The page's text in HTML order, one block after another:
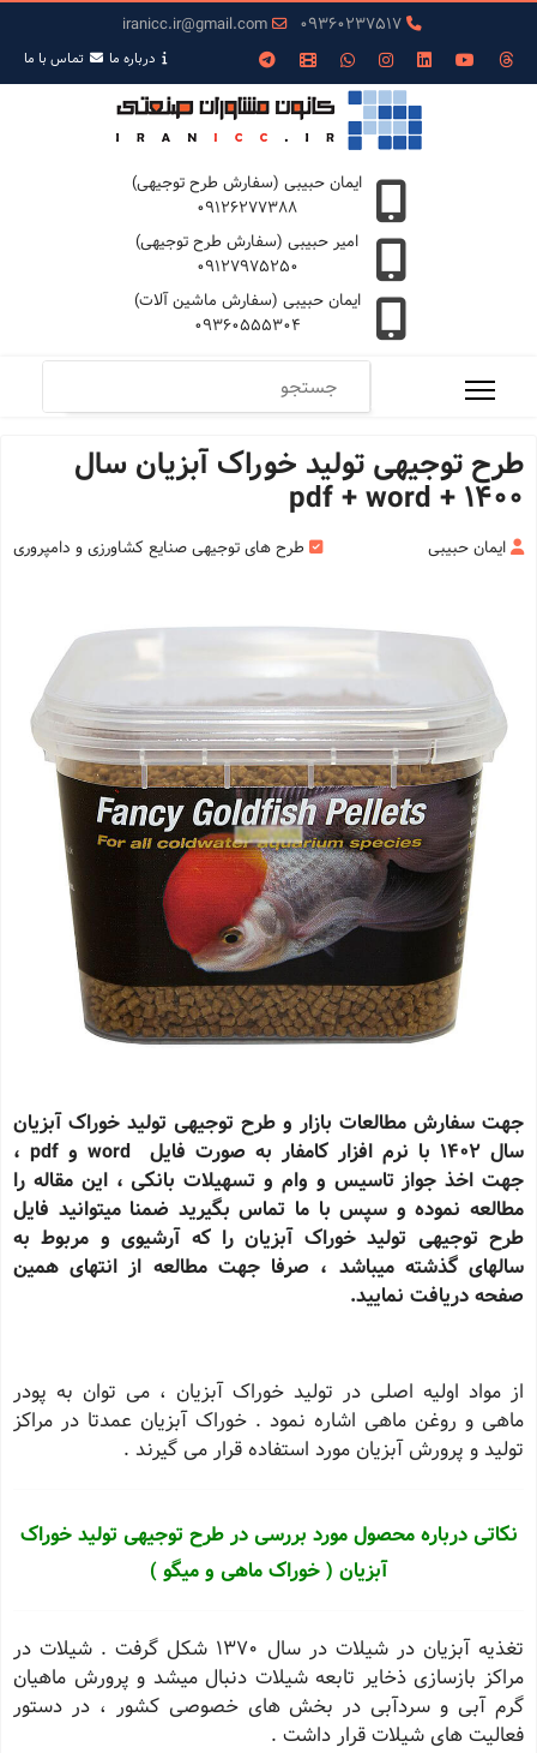
09360237517
iranicc.ir@gmail.com
درباره ما تمـاس با ما
ایمان حبیبی (سفارش طرح توجیهی)
09126277388
امیر حبیبی (سفارش طرح توجیهی)
09127975250
ایمان حبیبی (سفارش ماشین آلات)
09360555304
طرح توجیهی تولید خوراک آبزیان سال
1400 + pdf + word
ایمان حبیبی طرح های توجیهی صنایع کشاورزی و دامپروری
جهت سفارش مطالعات بازار و طرح توجیهی تولید خوراک آبزیان
سال 1402 با نرم افزار کامفار به صورت فایل word و pdf ،
جهت اخذ جواز تاسیس و وام و تسهیلات بانکی ، این مقاله را
مطالعه نموده و سپس با ما تماس بگیرید ضمنا میتوانید فایل
طرح توجیهی تولید خوراک آبزیان را که آرشیوی و مربوط به
سالهای گذشته میباشد ، صرفا جهت مطالعه از انتهای همین
صفحه دریافت نمایید.
از مواد اولیه اصلی در تولید خوراک آبزیان ، می توان به پودر
ماهی و روغن ماهی اشاره نمود . خوراک آبزیان عمدتا در مراکز
تولید و پرورش آبزیان مورد استفاده قرار می گیرند .
نکاتی درباره محصول مورد بررسی در طرح توجیهی تولید خوراک
آبزیان ( خوراک ماهی و میگو )
تغذیه آبزیان در شیلات در سال 1370 شکل گرفت . شیلات در
مراکز بازسازی ذخایر تابعه شیلات دنبال میشد و پرورش ماهیان
گرم آبی و سردآبی در بخش های خصوصی کشور ، در دستور
فعالیت های شیلات قرار داشت .